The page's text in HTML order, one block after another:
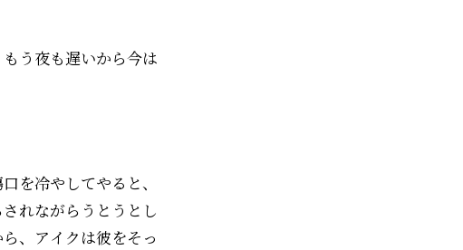
う夜も遅いから今は
を冷やしてやると、
れながらうとうとし
、アイクは彼をそっ